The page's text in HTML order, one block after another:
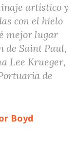
artístico y
con el hielo
mejor lugar
de Saint Paul,
Lee Krueger,
de
Boyd